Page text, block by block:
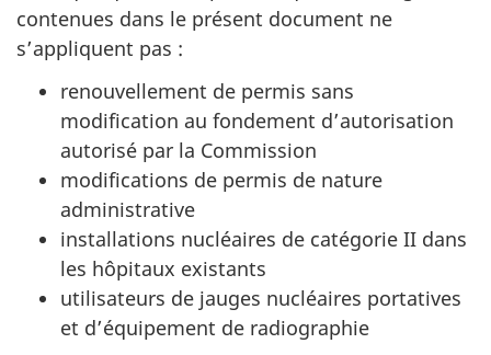
contenues dans le présent document ne
s’appliquent pas :
renouvellement de permis sans
modification au fondement d’autorisation
autorisé par la Commission
modifications de permis de nature
administrative
installations nucléaires de catégorie II dans
les hôpitaux existants
utilisateurs de jauges nucléaires portatives
et d’équipement de radiographie